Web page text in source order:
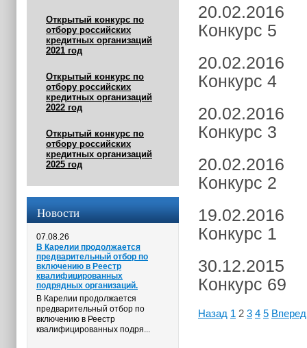
Открытый конкурс по
отбору российских
кредитных организаций
2021 год
Открытый конкурс по
отбору российских
кредитных организаций
2022 год
Открытый конкурс по
отбору российских
кредитных организаций
2025 год
Новости
07.08.26
В Карелии продолжается
предварительный отбор по
включению в Реестр
квалифицированных
подрядных организаций.
В Карелии продолжается
предварительный отбор по
включению в Реестр
квалифицированных подря...
20.02.2016
Конкурс 5
20.02.2016
Конкурс 4
20.02.2016
Конкурс 3
20.02.2016
Конкурс 2
19.02.2016
Конкурс 1
30.12.2015
Конкурс 69
Назад 1 2 3 4 5 Вперед